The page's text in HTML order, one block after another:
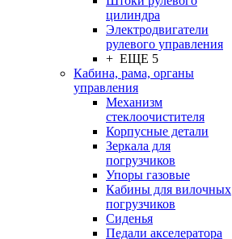
цилиндра
Электродвигатели
рулевого управления
+ ЕЩЕ 5
Кабина, рама, органы
управления
Механизм
стеклоочистителя
Корпусные детали
Зеркала для
погрузчиков
Упоры газовые
Кабины для вилочных
погрузчиков
Сиденья
Педали акселератора